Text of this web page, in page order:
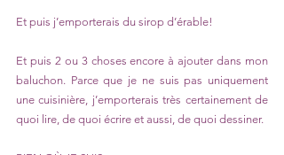
Et puis j’emporterais du sirop d’érable!
Et puis 2 ou 3 choses encore à ajouter dans mon
baluchon. Parce que je ne suis pas uniquement
une cuisinière, j’emporterais très certainement de
quoi lire, de quoi écrire et aussi, de quoi dessiner.